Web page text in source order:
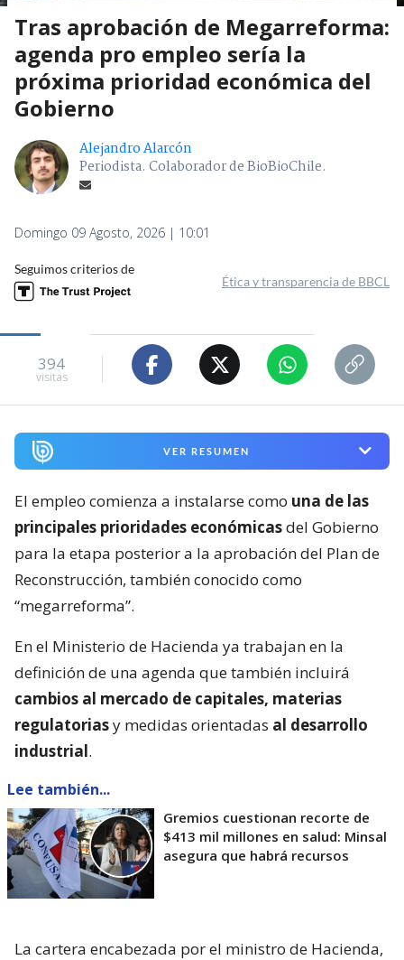
Tras aprobación de Megarreforma:
agenda pro empleo sería la
próxima prioridad económica del
Gobierno
Alejandro Alarcón
Periodista. Colaborador de BioBioChile.
Domingo 09 Agosto, 2026 | 10:01
Seguimos criterios de
Ética y transparencia de BBCL
394
visitas
VER RESUMEN
El empleo comienza a instalarse como una de las
principales prioridades económicasdel Gobierno
para la etapa posterior a la aprobación del Plan de
Reconstrucción, también conocido como
“megarreforma”.
En el Ministerio de Hacienda ya trabajan en la
definición de una agenda que también incluirá
cambios al mercado de capitales, materias
regulatoriasy medidas orientadas al desarrollo
industrial.
Lee también...
Gremios cuestionan recorte de
$413 mil millones en salud: Minsal
asegura que habrá recursos
La cartera encabezada por el ministro de Hacienda,